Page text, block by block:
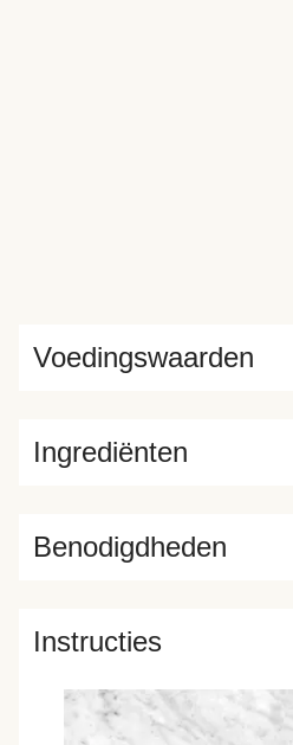
Ingrediënten
Voedingswaarden
Benodigdheden
Instructies